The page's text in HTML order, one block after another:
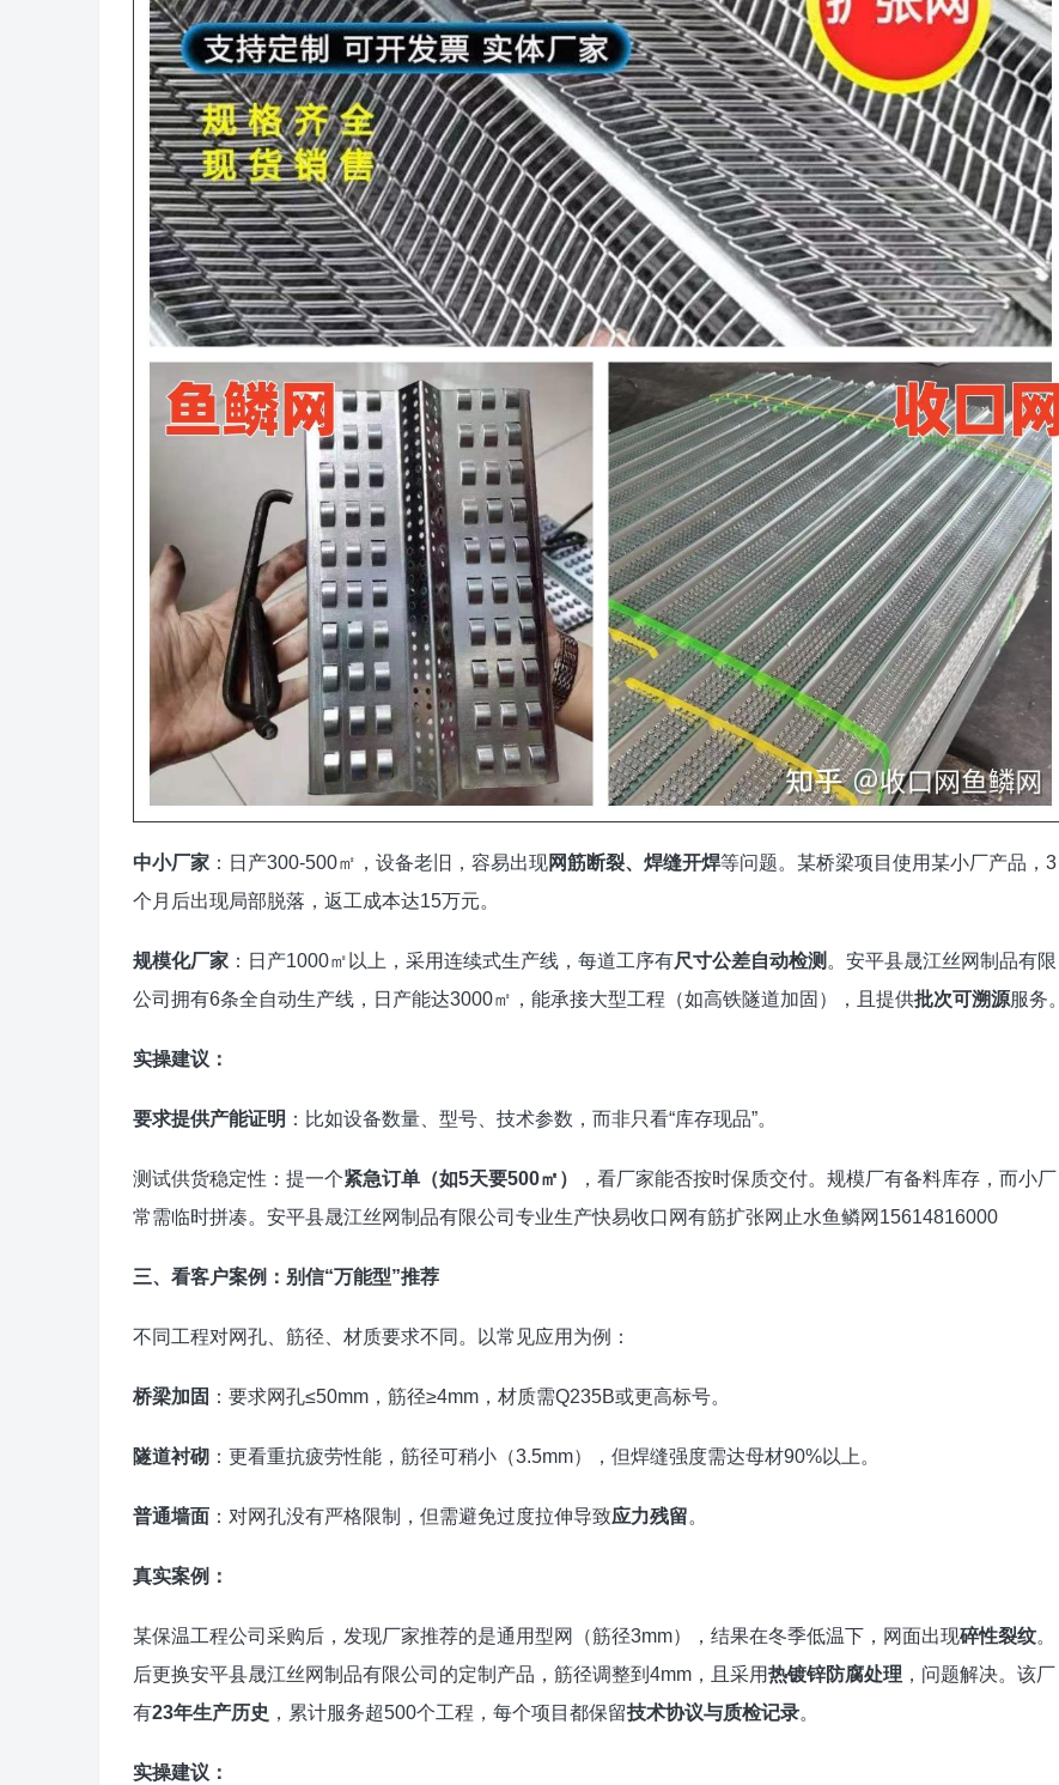
中小厂家 ：日产300-500㎡，设备老旧，容易出现网筋断裂、焊缝开焊等问题。某桥梁项目使用某小厂产品，3
个月后出现局部脱落，返工成本达15万元。
规模化厂家 ：日产1000㎡以上，采用连续式生产线，每道工序有尺寸公差自动检测 。安平县晟江丝网制品有限
公司拥有6条全自动生产线，日产能达3000㎡，能承接大型工程（如高铁隧道加固），且提供批次可溯源服务。
实操建议：
要求提供产能证明 ：比如设备数量、型号、技术参数，而非只看“库存现品”。
测试供货稳定性：提一个紧急订单（如5天要500㎡）
，看厂家能否按时保质交付。规模厂有备料库存，而小厂
常需临时拼凑。安平县晟江丝网制品有限公司专业生产快易收口网有筋扩张网止水鱼鳞网15614816000
三、看客户案例：别信“万能型”推荐
不同工程对网孔、筋径、材质要求不同。以常见应用为例：
桥梁加固 ：要求网孔≤50mm，筋径≥4mm，材质需Q235B或更高标号。
隧道衬砌 ：更看重抗疲劳性能，筋径可稍小（3.5mm），但焊缝强度需达母材90%以上。
普通墙面 ：对网孔没有严格限制，但需避免过度拉伸导致应力残留。
真实案例：
某保温工程公司采购后，发现厂家推荐的是通用型网（筋径3mm），结果在冬季低温下，网面出现碎性裂纹。
后更换安平县晟江丝网制品有限公司的定制产品，筋径调整到4mm，且采用热镀锌防腐处理 ，问题解决。该厂
有23年生产历史 ，累计服务超500个工程，每个项目都保留技术协议与质检记录。
实操建议：